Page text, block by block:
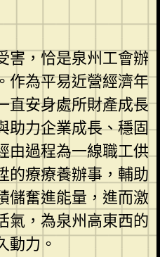
害，恰是泉州工會辦
作為平易近營經濟年
直安身處所財產成長
助力企業成長、穩固
由過程為一線職工供
的療療養辦事，輔助
儲奮進能量，進而激
氣，為泉州高東西的
動力。